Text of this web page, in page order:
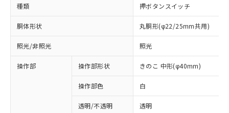
種類 押ボタンスイッチ
胴体形状 丸胴形(φ22/25mm共用)
照光/非照光 照光
操作部 操作部形状 きのこ 中形(φ40mm)
操作部色 白
透明/不透明 透明